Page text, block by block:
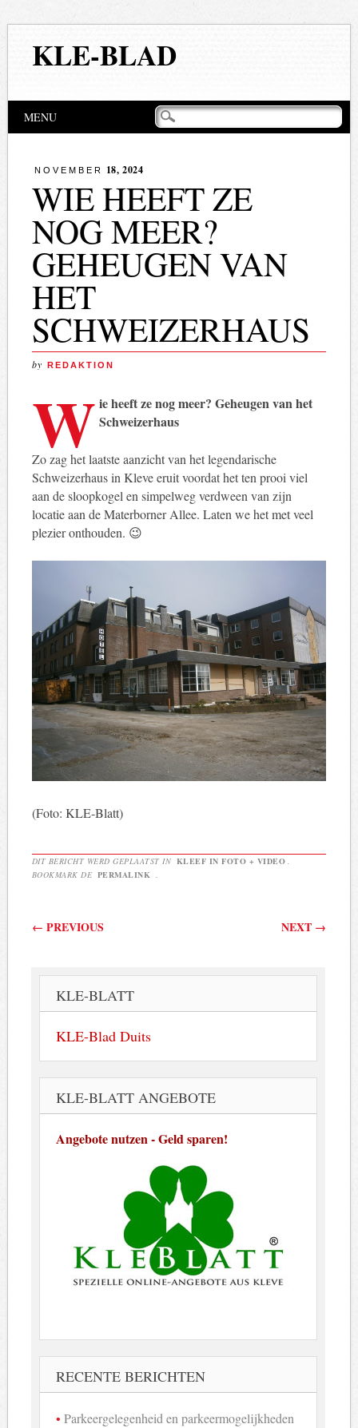
KLE-BLAD
Hoofdmenu
MENU
NOVEMBER 18, 2024
WIE HEEFT ZE
NOG MEER?
GEHEUGEN VAN
HET
SCHWEIZERHAUS
by REDAKTION
W ie heeft ze nog meer? Geheugen van het
Schweizerhaus
Zo zag het laatste aanzicht van het legendarische
Schweizerhaus in Kleve eruit voordat het ten prooi viel
aan de sloopkogel en simpelweg verdween van zijn
locatie aan de Materborner Allee. Laten we het met veel
plezier onthouden. 😉
(Foto: KLE-Blatt)
DIT BERICHT WERD GEPLAATST IN KLEEF IN FOTO + VIDEO .
BOOKMARK DE PERMALINK .
Berichtnavigatie
← PREVIOUS NEXT →
KLE-BLATT
KLE-Blad Duits
KLE-BLATT ANGEBOTE
Angebote nutzen - Geld sparen!
RECENTE BERICHTEN
Parkeergelegenheid en parkeermogelijkheden